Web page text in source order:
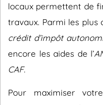
locaux permettent de
travaux. Parmi les plus
crédit d’impôt
encore les aides de l’
CAF.
Pour maximiser